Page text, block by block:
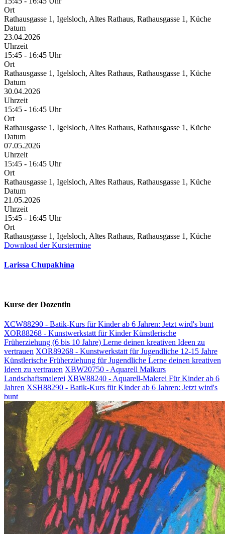
Ort
Rathausgasse 1, Igelsloch, Altes Rathaus, Rathausgasse 1, Küche
Datum
23.04.2026
Uhrzeit
15:45 - 16:45 Uhr
Ort
Rathausgasse 1, Igelsloch, Altes Rathaus, Rathausgasse 1, Küche
Datum
30.04.2026
Uhrzeit
15:45 - 16:45 Uhr
Ort
Rathausgasse 1, Igelsloch, Altes Rathaus, Rathausgasse 1, Küche
Datum
07.05.2026
Uhrzeit
15:45 - 16:45 Uhr
Ort
Rathausgasse 1, Igelsloch, Altes Rathaus, Rathausgasse 1, Küche
Datum
21.05.2026
Uhrzeit
15:45 - 16:45 Uhr
Ort
Rathausgasse 1, Igelsloch, Altes Rathaus, Rathausgasse 1, Küche
Download der Kurstermine
Larissa Chupakhina
Kurse der Dozentin
XCW88290 - Batik-Kurs für Kinder ab 6 Jahren: Jetzt wird's bunt
XOR88268 - Kunstwerkstatt für Kinder Künstlerische
Früherziehung (6 bis 10 Jahre) Lerne deinen kreativen Ideen zu
vertrauen XOR89268 - Kunstwerkstatt für Jugendliche 12-15 Jahre
Künstlerische Früherziehung für Jugendliche Lerne deinen kreativen
Ideen zu vertrauen XBW20750 - Aquarell Malkurs
Landschaftsmalerei XBW88240 - Aquarell-Malerei Für Kinder ab 6
Jahren XSH88290 - Batik-Kurs für Kinder ab 6 Jahren: Jetzt wird's
bunt